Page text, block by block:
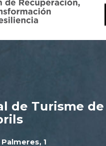
de Turisme de
1